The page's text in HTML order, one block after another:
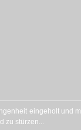
eingeholt und
zu stürzen...